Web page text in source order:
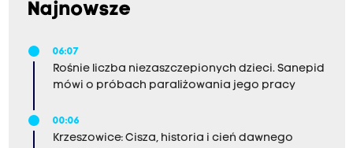
Najnowsze
06:07
Rośnie liczba niezaszczepionych dzieci. Sanepid
mówi o próbach paraliżowania jego pracy
00:06
Krzeszowice: Cisza, historia i cień dawnego